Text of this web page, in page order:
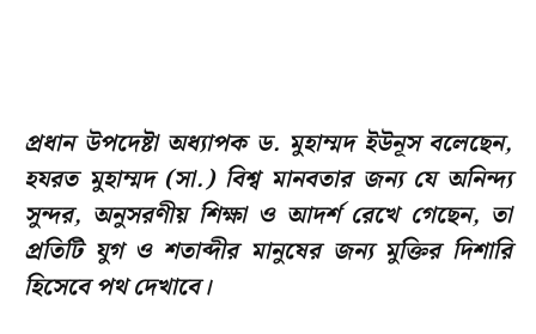
প্রধান উপদেষ্টা অধ্যাপক ড. মুহাম্মদ ইউনূস বলেছেন,
হযরত মুহাম্মদ (সা.) বিশ্ব মানবতার জন্য যে অনিন্দ্য
সুন্দর, অনুসরণীয় শিক্ষা ও আদর্শ রেখে গেছেন, তা
প্রতিটি যুগ ও শতাব্দীর মানুষের জন্য মুক্তির দিশারি
হিসেবে পথ দেখাবে।